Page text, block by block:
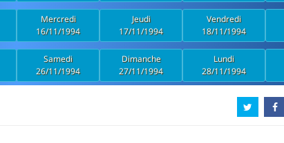
Mercredi
16/11/1994
Jeudi
17/11/1994
Vendredi
18/11/1994
Samedi
26/11/1994
Dimanche
27/11/1994
Lundi
28/11/1994